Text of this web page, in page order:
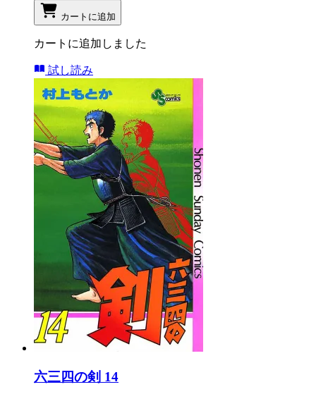
カートに追加
カートに追加しました
試し読み
六三四の剣 14